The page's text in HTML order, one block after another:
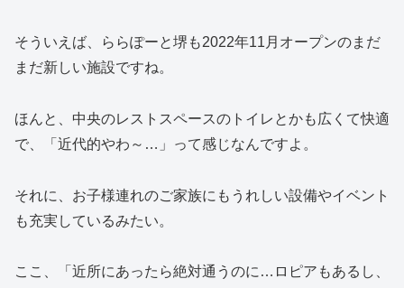
そういえば、ららぽーと堺も2022年11月オープンのまだ
まだ新しい施設ですね。
ほんと、中央のレストスペースのトイレとかも広くて快適
で、「近代的やわ～…」って感じなんですよ。
それに、お子様連れのご家族にもうれしい設備やイベント
も充実しているみたい。
ここ、「近所にあったら絶対通うのに…ロピアもあるし、